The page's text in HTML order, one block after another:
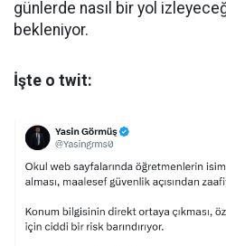
günlerde nasıl bir yol
bekleniyor.
İşte o twit: